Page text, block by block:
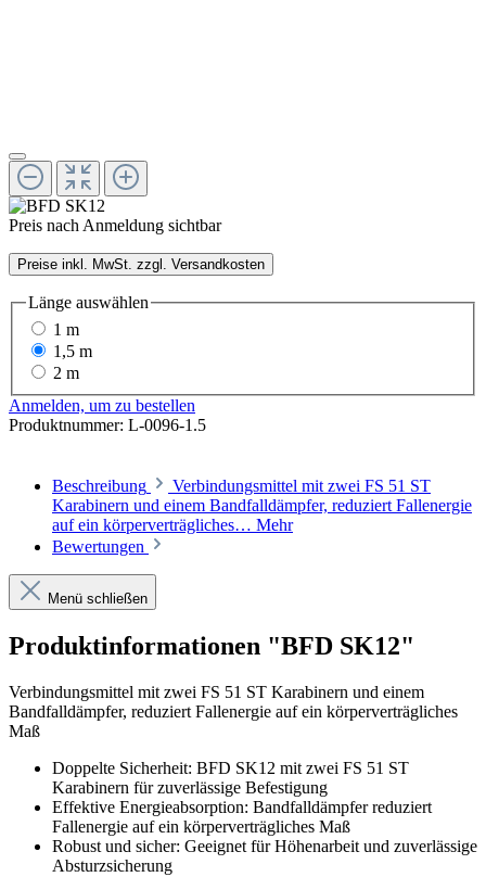
Preis nach Anmeldung sichtbar
Preise inkl. MwSt. zzgl. Versandkosten
Länge auswählen
1 m
1,5 m
2 m
Anmelden, um zu bestellen
Produktnummer: L-0096-1.5
Beschreibung
Verbindungsmittel mit zwei FS 51 ST
Karabinern und einem Bandfalldämpfer, reduziert Fallenergie
auf ein körperverträgliches… Mehr
Bewertungen
Menü schließen
Produktinformationen "BFD SK12"
Verbindungsmittel mit zwei FS 51 ST Karabinern und einem
Bandfalldämpfer, reduziert Fallenergie auf ein körperverträgliches
Maß
Doppelte Sicherheit: BFD SK12 mit zwei FS 51 ST
Karabinern für zuverlässige Befestigung
Effektive Energieabsorption: Bandfalldämpfer reduziert
Fallenergie auf ein körperverträgliches Maß
Robust und sicher: Geeignet für Höhenarbeit und zuverlässige
Absturzsicherung